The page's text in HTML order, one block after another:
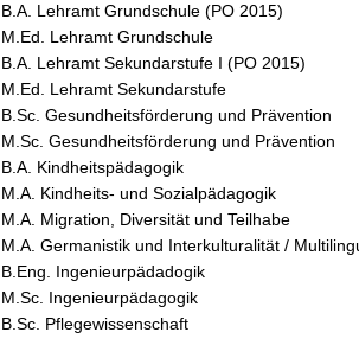
B.A. Lehramt Grundschule (PO 2015)
M.Ed. Lehramt Grundschule
B.A. Lehramt Sekundarstufe I (PO 2015)
M.Ed. Lehramt Sekundarstufe
B.Sc. Gesundheitsförderung und Prävention
M.Sc. Gesundheitsförderung und Prävention
B.A. Kindheitspädagogik
M.A. Kindheits- und Sozialpädagogik
M.A. Migration, Diversität und Teilhabe
M.A. Germanistik und Interkulturalität /
B.Eng. Ingenieurpädadogik
M.Sc. Ingenieurpädagogik
B.Sc. Pflegewissenschaft